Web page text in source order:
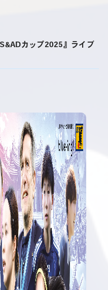
カップ2025』ライブ